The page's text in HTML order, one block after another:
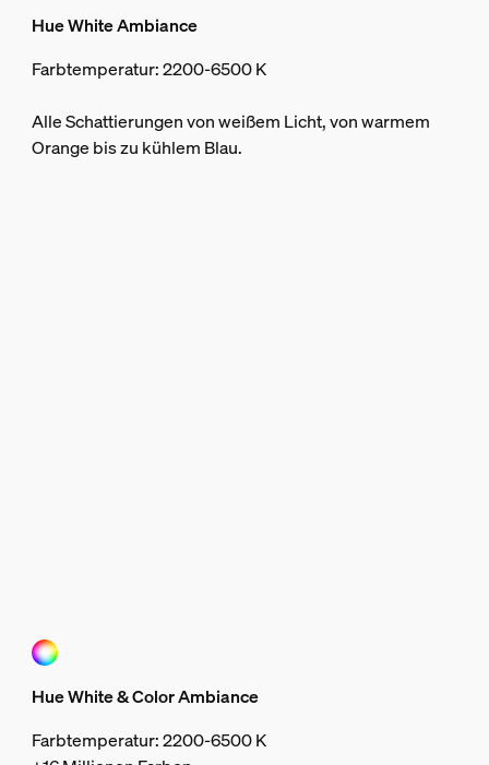
Hue White Ambiance
Farbtemperatur: 2200-6500 K
Alle Schattierungen von weißem Licht, von warmem
Orange bis zu kühlem Blau.
Hue White & Color Ambiance
Farbtemperatur: 2200-6500 K